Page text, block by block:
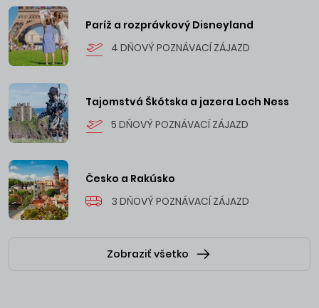
Paríž a rozprávkový Disneyland
4 DŇOVÝ POZNÁVACÍ ZÁJAZD
Tajomstvá Škótska a jazera Loch Ness
5 DŇOVÝ POZNÁVACÍ ZÁJAZD
Česko a Rakúsko
3 DŇOVÝ POZNÁVACÍ ZÁJAZD
Zobraziť všetko